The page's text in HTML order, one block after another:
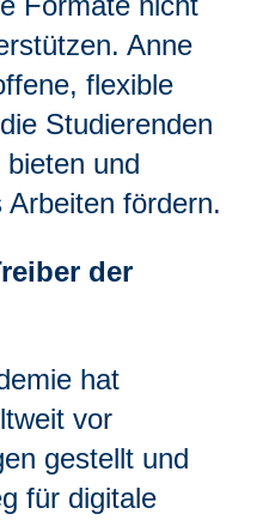
Anne
flexible
Studierenden
und
fördern.
der
hat
vor
gestellt und
für digitale